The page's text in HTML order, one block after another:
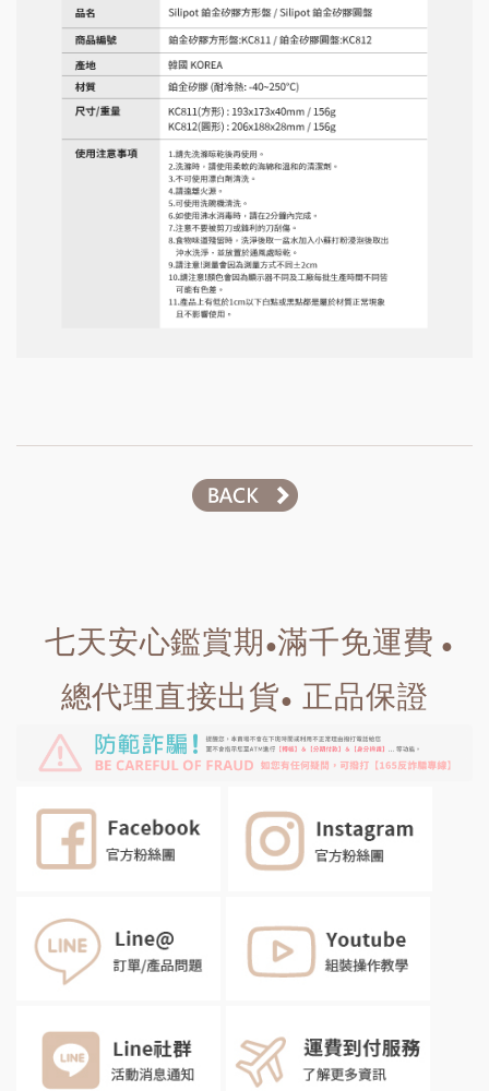
七天安心鑑賞期 ●滿千免運費 ●
總代理直接出貨● 正品保證